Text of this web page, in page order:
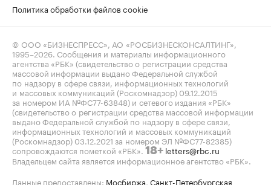
Политика обработки файлов cookie
© ООО «БИЗНЕСПРЕСС», АО «РОСБИЗНЕСКОНСАЛТИНГ»,
1995–2026 . Сообщения и материалы информационного
агентства «РБК» (свидетельство о регистрации средства
массовой информации выдано Федеральной службой
по надзору в сфере связи, информационных технологий
и массовых коммуникаций (Роскомнадзор) 09.12.2015
за номером ИА №ФС77-63848) и сетевого издания «РБК»
(свидетельство о регистрации средства массовой информации
выдано Федеральной службой по надзору в сфере связи,
информационных технологий и массовых коммуникаций
(Роскомнадзор) 03.12.2021 за номером ЭЛ №ФС77-82385)
сопровождаются пометкой «РБК». 18+ letters@rbc.ru
Владельцем сайта является информационное агентство «РБК».
Данные предоставлены: Мосбиржа Санкт-Петербургская